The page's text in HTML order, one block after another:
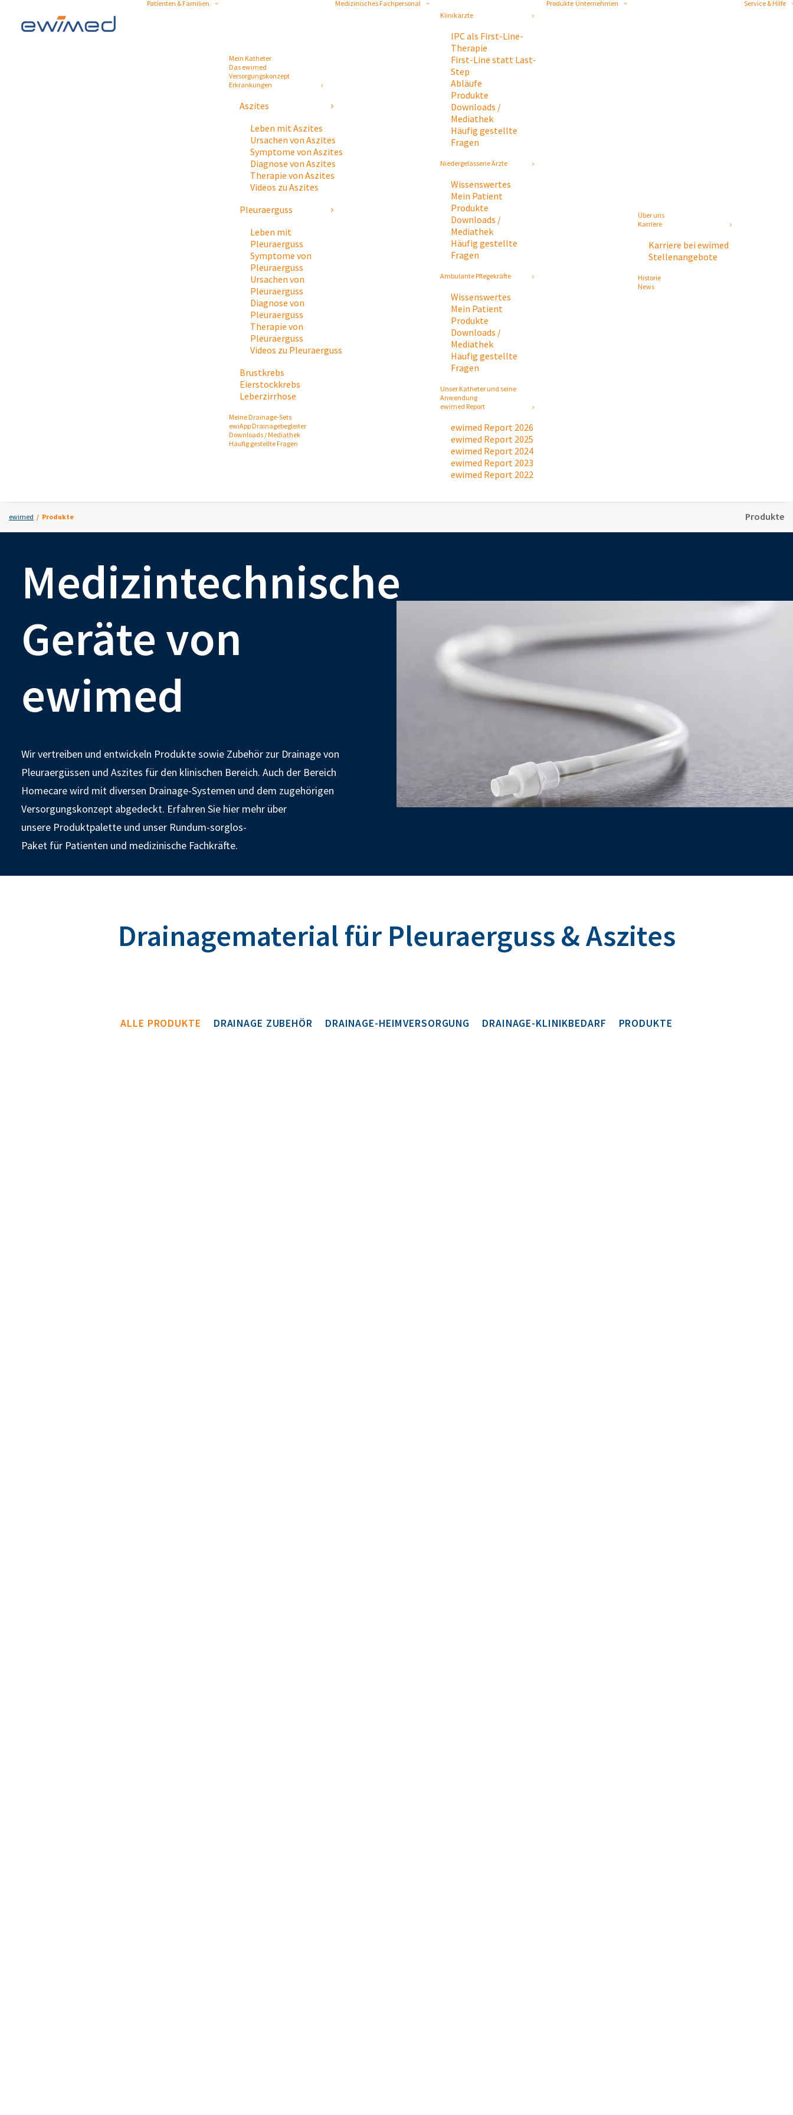
Patienten & Familien
Mein Katheter
Das ewimed
Versorgungskonzept
Erkrankungen
Aszites
Leben mit Aszites
Ursachen von Aszites
Symptome von Aszites
Diagnose von Aszites
Therapie von Aszites
Videos zu Aszites
Pleuraerguss
Leben mit
Pleuraerguss
Symptome von
Pleuraerguss
Ursachen von
Pleuraerguss
Diagnose von
Pleuraerguss
Therapie von
Pleuraerguss
Videos zu Pleuraerguss
Brustkrebs
Eierstockkrebs
Leberzirrhose
Meine Drainage-Sets
ewiApp Drainagebegleiter
Downloads / Mediathek
Häufig gestellte Fragen
Medizinisches Fachpersonal
Klinikärzte
IPC als First-Line-
Therapie
First-Line statt Last-
Step
Abläufe
Produkte
Downloads /
Mediathek
Häufig gestellte
Fragen
Niedergelassene Ärzte
Wissenswertes
Mein Patient
Produkte
Downloads /
Mediathek
Häufig gestellte
Fragen
Ambulante Pflegekräfte
Wissenswertes
Mein Patient
Produkte
Downloads /
Mediathek
Häufig gestellte
Fragen
Unser Katheter und seine
Anwendung
ewimed Report
ewimed Report 2026
ewimed Report 2025
ewimed Report 2024
ewimed Report 2023
ewimed Report 2022
Produkte Unternehmen
Über uns
Karriere
Karriere bei ewimed
Stellenangebote
Historie
News
Service & Hilfe
Produkte
ewimed Produkte
Medizintechnische
Geräte von
ewimed
Wir vertreiben und entwickeln Produkte sowie Zubehör zur Drainage von
Pleuraergüssen und Aszites für den klinischen Bereich. Auch der Bereich
Homecare wird mit diversen Drainage-Systemen und dem zugehörigen
Versorgungskonzept abgedeckt. Erfahren Sie hier mehr über
unsere Produktpalette und unser Rundum-sorglos-
Paket für Patienten und medizinische Fachkräfte.
Drainagematerial für Pleuraerguss & Aszites
ALLE PRODUKTE DRAINAGE ZUBEHÖR DRAINAGE-HEIMVERSORGUNG DRAINAGE-KLINIKBEDARF PRODUKTE